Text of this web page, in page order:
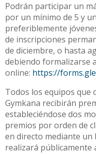
Podrán participar un
por un mínimo de 5 y
preferiblemente
de inscripciones
de diciembre, o hasta
debiendo formalizarse
online: https://
Todos los equipos que
Gymkana recibirán
estableciéndose dos
premios por orden de
en directo mediante
realizará públicamente